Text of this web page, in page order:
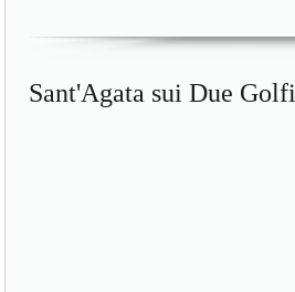
Sant'Agata sui Due Golfi